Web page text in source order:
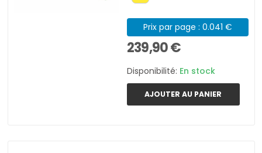
Prix par page : 0.041 €
239,90 €
Disponibilité: En stock
AJOUTER AU PANIER